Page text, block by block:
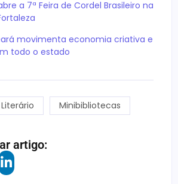
a 7ª Feira de Cordel Brasileiro na
movimenta economia criativa e
todo o estado
Literário Minibibliotecas
artigo: